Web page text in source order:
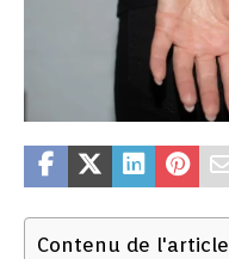
Contenu de l'article